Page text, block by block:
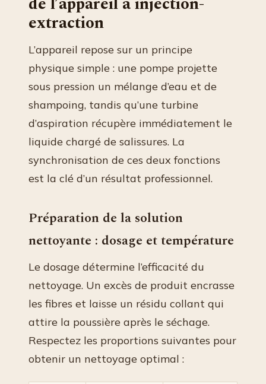
extraction
L’appareil repose sur un principe
physique simple : une pompe projette
sous pression un mélange d’eau et de
shampoing, tandis qu’une turbine
d’aspiration récupère immédiatement le
liquide chargé de salissures. La
synchronisation de ces deux fonctions
est la clé d’un résultat professionnel.
Préparation de la solution
nettoyante : dosage et température
Le dosage détermine l’efficacité du
nettoyage. Un excès de produit encrasse
les fibres et laisse un résidu collant qui
attire la poussière après le séchage.
Respectez les proportions suivantes pour
obtenir un nettoyage optimal :